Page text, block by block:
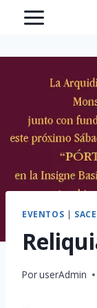
Saltar
EVENTOS |
PoruserAdmin